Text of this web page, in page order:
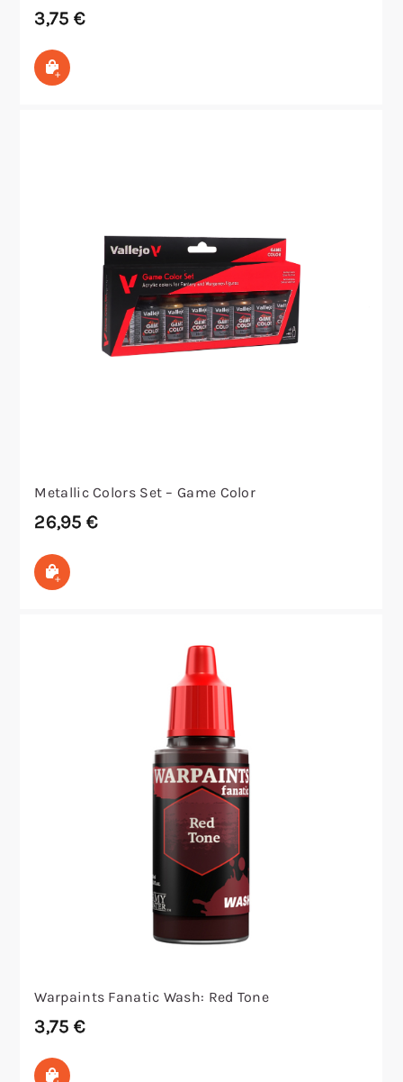
3,75 €
In den Warenkorb
Metallic Colors Set – Game Color
26,95€
In den Warenkorb
Warpaints Fanatic Wash: Red Tone
3,75 €
In den Warenkorb